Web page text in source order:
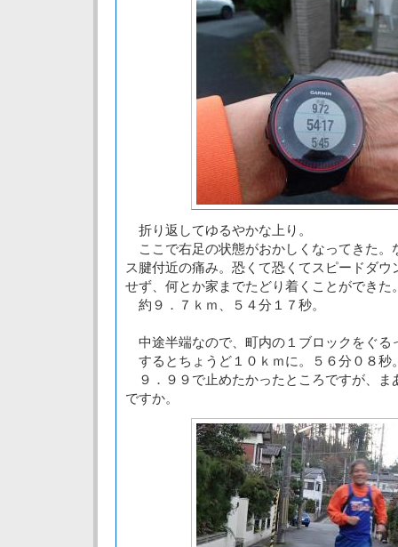
折り返してゆるやかな上り。
ここで右足の状態がおかしくなってきた。
ス腱付近の痛み。恐くて恐くてスピードダ
せず、何とか家までたどり着くことができた
約９．７ｋｍ、５４分１７秒。
中途半端なので、町内の１ブロックをぐる
するとちょうど１０ｋｍに。５６分０８秒
９．９９で止めたかったところですが、ま
ですか。